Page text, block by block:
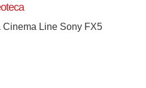
Cinema Line Sony FX5